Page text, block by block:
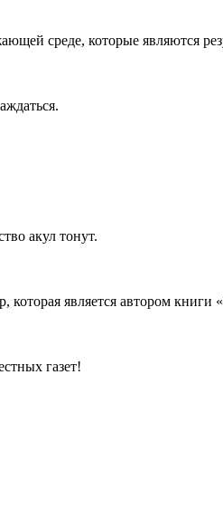
среде, которые являются
акул тонут.
является автором книги
газет!